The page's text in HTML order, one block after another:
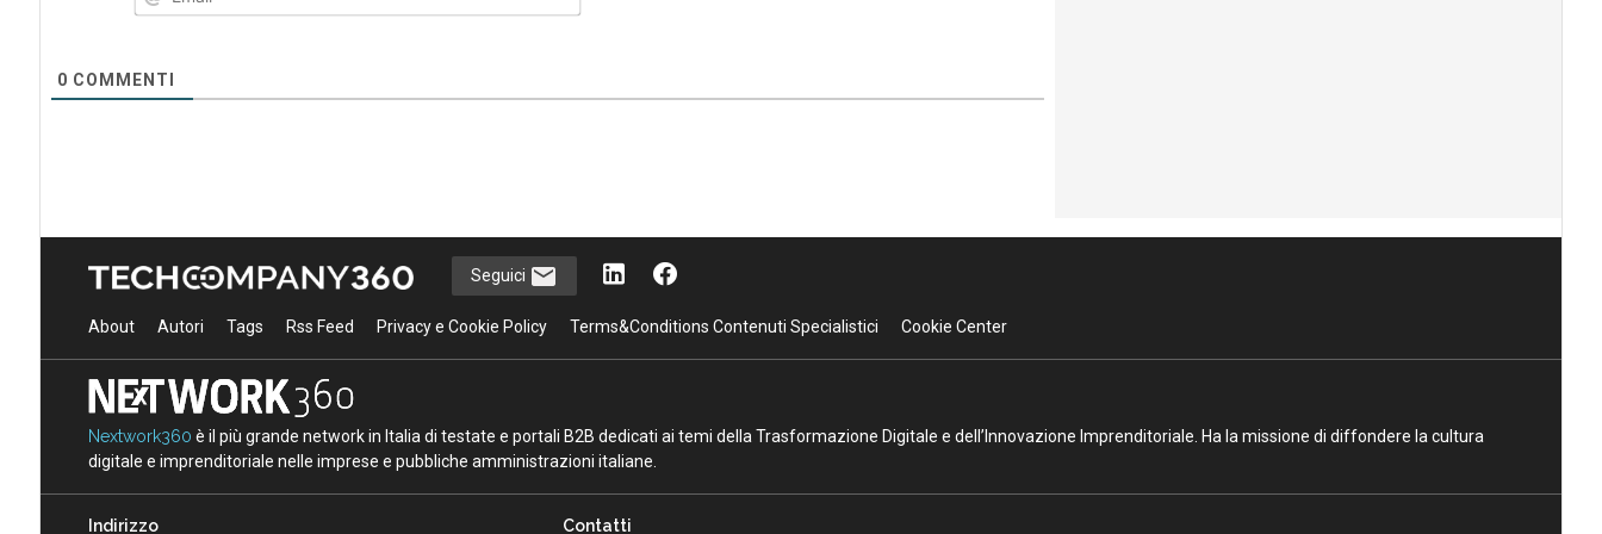
0 COMMENTI
Seguici
About Autori Tags Rss Feed Privacy e Cookie Policy Terms&Conditions Contenuti Specialistici Cookie Center
Nextwork360 è il più grande network in Italia di testate e portali B2B dedicati ai temi della Trasformazione Digitale e dell’Innovazione Imprenditoriale. Ha la missione di diffondere la cultura
digitale e imprenditoriale nelle imprese e pubbliche amministrazioni italiane.
Indirizzo Contatti